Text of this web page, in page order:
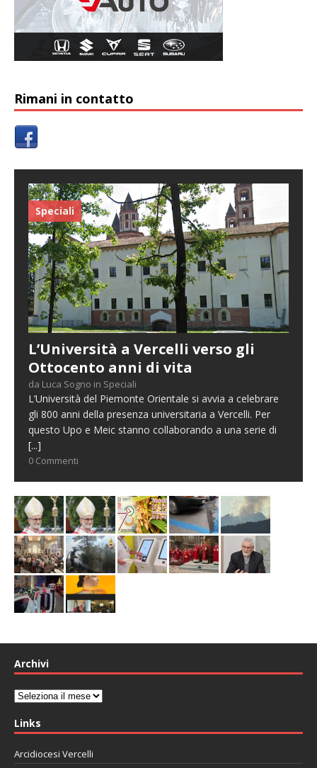
Rimani in contatto
Speciali
L’Università a Vercelli verso gli
Ottocento anni di vita
da Luca Sogno in Speciali
L’Università del Piemonte Orientale si avvia a celebrare
gli 800 anni della presenza universitaria a Vercelli. Per
questo Upo e Meic stanno collaborando a una serie di
[...]
0 Commenti
Archivi
Archivi
Links
Arcidiocesi Vercelli